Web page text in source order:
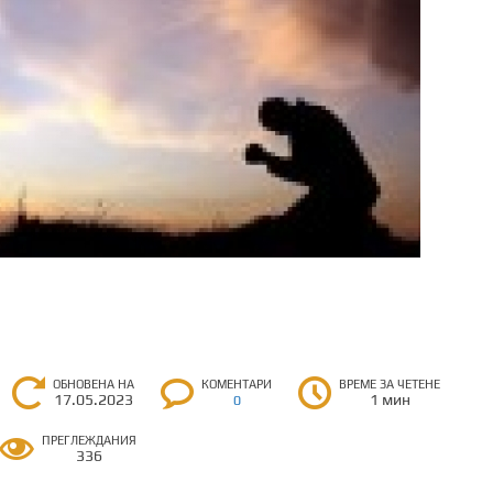
ОБНОВЕНА НА
17.05.2023
КОМЕНТАРИ
0
ВРЕМЕ ЗА ЧЕТЕНЕ
1 мин
ПРЕГЛЕЖДАНИЯ
336